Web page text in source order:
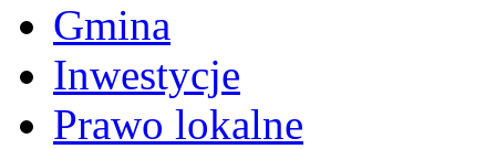
Gmina
Inwestycje
Prawo lokalne